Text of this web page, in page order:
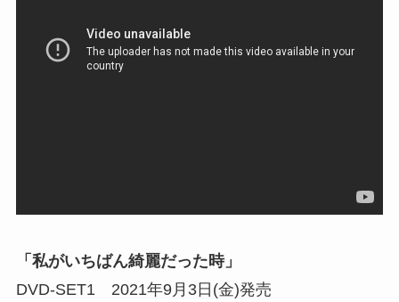
「私がいちばん綺麗だった時」
DVD-SET1 2021年9月3日(金)発売